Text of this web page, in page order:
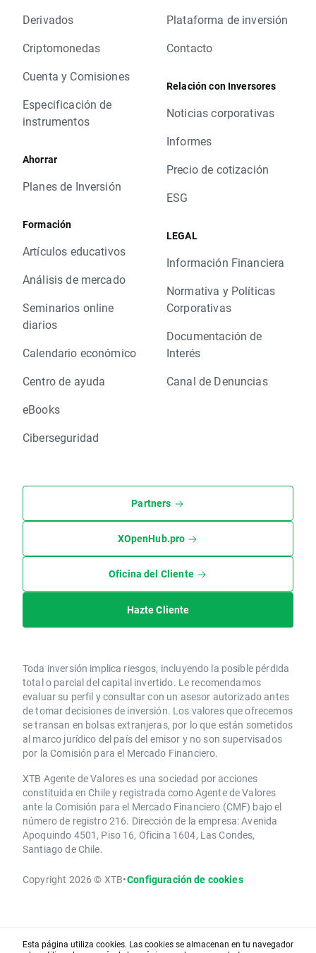
Derivados
Criptomonedas
Cuenta y Comisiones
Especificación de
instrumentos
Ahorrar
Planes de Inversión
Formación
Artículos educativos
Análisis de mercado
Seminarios online
diarios
Calendario económico
Centro de ayuda
eBooks
Ciberseguridad
Plataforma de inversión
Contacto
Relación con Inversores
Noticias corporativas
Informes
Precio de cotización
ESG
LEGAL
Información Financiera
Normativa y Políticas
Corporativas
Documentación de
Interés
Canal de Denuncias
Partners
XOpenHub.pro
Oficina del Cliente
Hazte Cliente
Toda inversión implica riesgos, incluyendo la posible pérdida
total o parcial del capital invertido. Le recomendamos
evaluar su perfil y consultar con un asesor autorizado antes
de tomar decisiones de inversión. Los valores que ofrecemos
se transan en bolsas extranjeras, por lo que están sometidos
al marco jurídico del país del emisor y no son supervisados
por la Comisión para el Mercado Financiero.
XTB Agente de Valores es una sociedad por acciones
constituida en Chile y registrada como Agente de Valores
ante la Comisión para el Mercado Financiero (CMF) bajo el
número de registro 216. Dirección de la empresa: Avenida
Apoquindo 4501, Piso 16, Oficina 1604, Las Condes,
Santiago de Chile.
Copyright 2026 © XTB•Configuración de cookies
Esta página utiliza cookies. Las cookies se almacenan en tu navegador